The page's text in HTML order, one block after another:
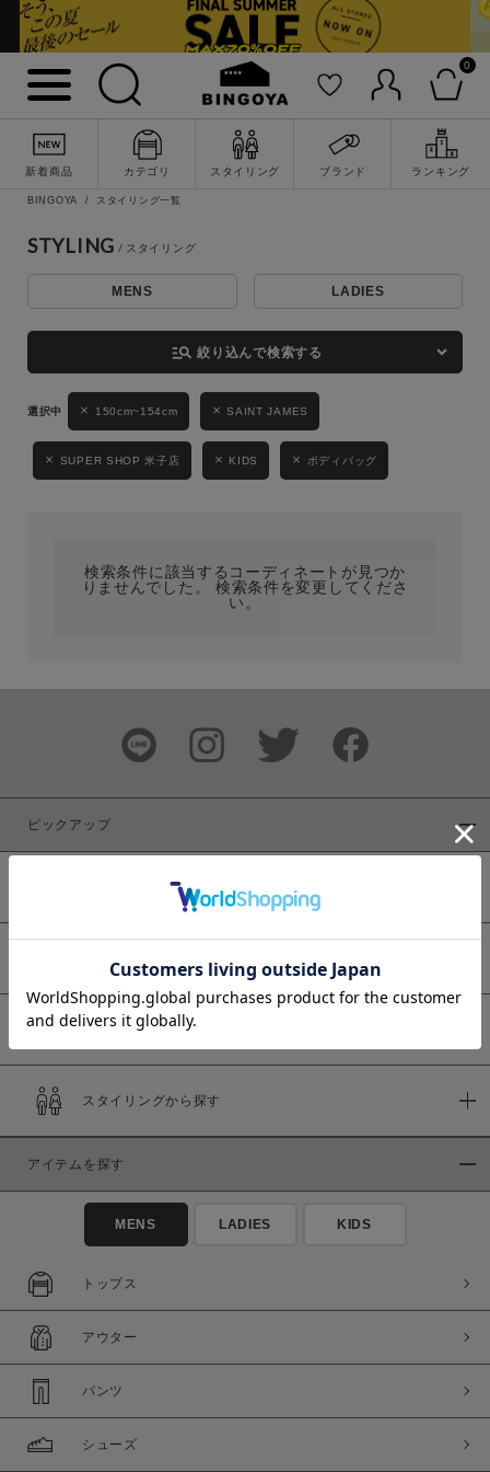
0
新着商品 カテゴリ スタイリング ブランド ランキング
詳細検索
キーワード
性別
MENS LADIES
ブランド
商品タイプ
通常商品
セール価格
在庫
在庫あり
BINGOYA スタイリング一覧
STYLING
MENS LADIES
manage_search 絞り込んで検索する
150cm~154cm SAINT JAMES
SUPER SHOP 米子店 KIDS ボディバッグ
検索条件に該当するコーディネートが見つか
りませんでした。 検索条件を変更してくださ
い。
ピックアップ
予約商品
スタイリングから探す
アイテムを探す
MENS LADIES KIDS
トップス
アウター
パンツ
シューズ